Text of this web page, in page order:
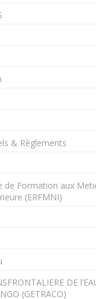
& Règlements
de Formation aux
(ERFMNI)
DE
(GETRACO)